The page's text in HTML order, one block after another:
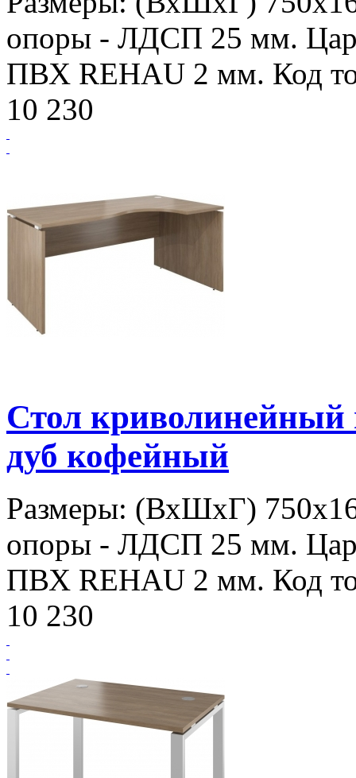
опоры - ЛДСП 25 мм.
ПВХ REHAU 2 мм. Код
10 230
Стол
дуб кофейный
Размеры: (ВхШхГ)
опоры - ЛДСП 25 мм.
ПВХ REHAU 2 мм. Код
10 230